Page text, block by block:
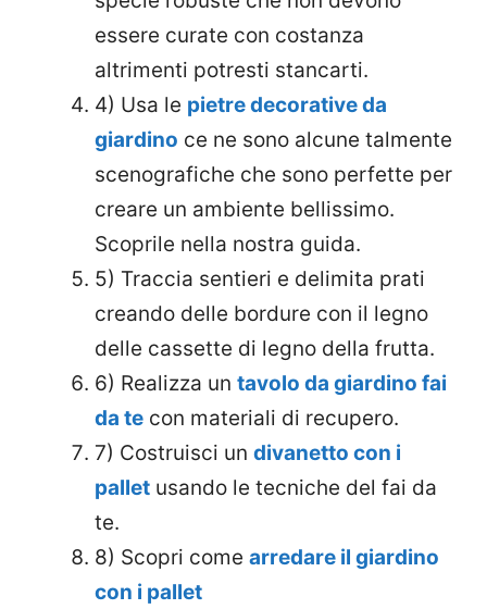
essere curate con costanza
altrimenti potresti stancarti.
4) Usa le pietre decorative da
giardino ce ne sono alcune talmente
scenografiche che sono perfette per
creare un ambiente bellissimo.
Scoprile nella nostra guida.
5) Traccia sentieri e delimita prati
creando delle bordure con il legno
delle cassette di legno della frutta.
6) Realizza un tavolo da giardino fai
da te con materiali di recupero.
7) Costruisci un divanetto con i
pallet usando le tecniche del fai da
te.
8) Scopri come arredare il giardino
con i pallet